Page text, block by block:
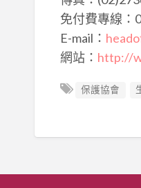
免付費專線：
E-mail：
網站： http://
保護協會